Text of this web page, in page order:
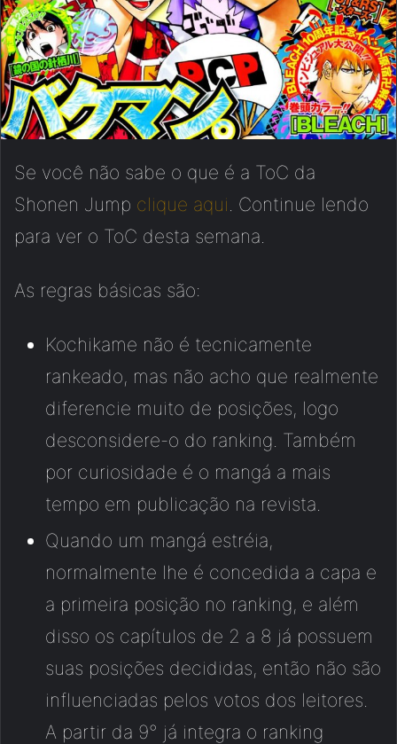
Se você não sabe o que é a ToC da
Shonen Jump clique aqui . Continue lendo
para ver o ToC desta semana.
As regras básicas são:
Kochikame não é tecnicamente
rankeado, mas não acho que realmente
diferencie muito de posições, logo
desconsidere-o do ranking. Também
por curiosidade é o mangá a mais
tempo em publicação na revista.
Quando um mangá estréia,
normalmente lhe é concedida a capa e
a primeira posição no ranking, e além
disso os capítulos de 2 a 8 já possuem
suas posições decididas, então não são
influenciadas pelos votos dos leitores.
A partir da 9° já integra o ranking